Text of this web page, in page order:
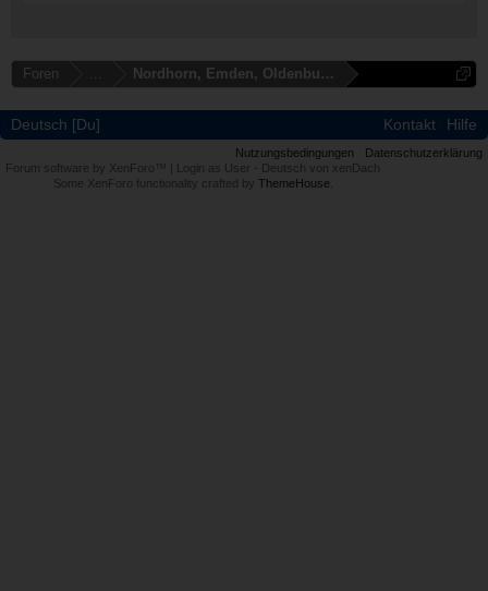
Foren ... Nordhorn, Emden, Oldenburg, Cloppenburg
Deutsch [Du] Kontakt Hilfe
Nutzungsbedingungen
Datenschutzerklärung
Forum software by XenForo™
Login as User - Deutsch von xenDach
Some XenForo functionality crafted by ThemeHouse.